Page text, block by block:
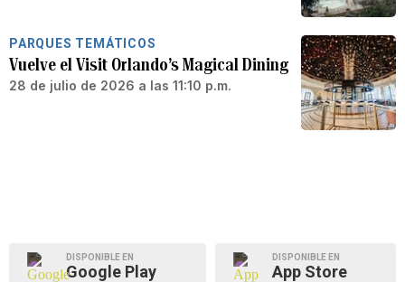
PARQUES TEMÁTICOS
Vuelve el Visit Orlando’s Magical Dining
28 de julio de 2026 a las 11:10 p.m.
DISPONIBLE EN
Google Play
DISPONIBLE EN
App Store